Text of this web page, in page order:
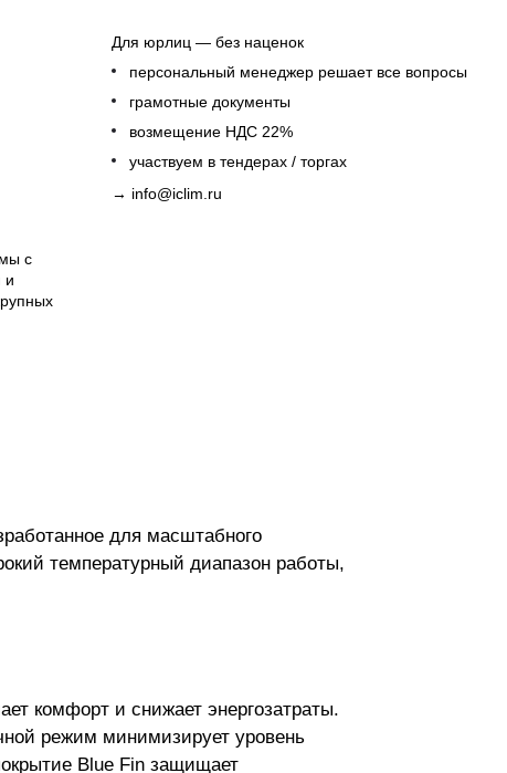
с
и
Для юрлиц — без наценок
персональный менеджер решает все вопросы
грамотные документы
возмещение НДС 22%
участвуем в тендерах / торгах
→ info@iclim.ru
для масштабного
температурный диапазон работы,
комфорт и снижает энергозатраты.
режим минимизирует уровень
Blue Fin защищает